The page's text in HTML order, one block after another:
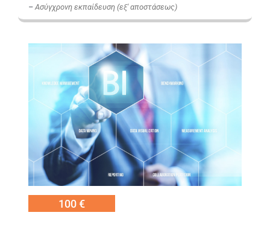
–Ασύγχρονη εκπαίδευση (εξ' αποστάσεως)
100 €